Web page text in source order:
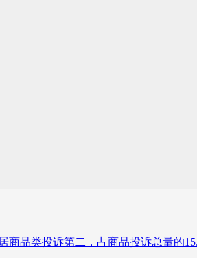
商品类投诉第二，占商品投诉总量的